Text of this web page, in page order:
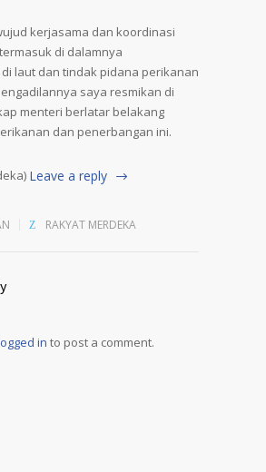
kerjasama dan koordinasi
di dalamnya
laut dan tindak pidana perikanan
saya resmikan di
menteri berlatar belakang
dan penerbangan ini.
Leave a reply
RAKYAT MERDEKA
in to post a comment.